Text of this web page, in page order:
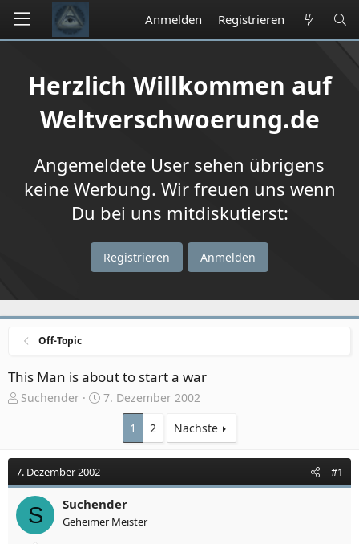
Anmelden Registrieren
Herzlich Willkommen auf
Weltverschwoerung.de
Angemeldete User sehen übrigens
keine Werbung. Wir freuen uns wenn
Du bei uns mitdiskutierst:
Registrieren Anmelden
Off-Topic
This Man is about to start a war
E
e
l
l
e
Suchender
E
e
l
t
a
7. Dezember 2002
1
2 Nächste
7. Dezember 2002 #1
S Suchender
Geheimer Meister